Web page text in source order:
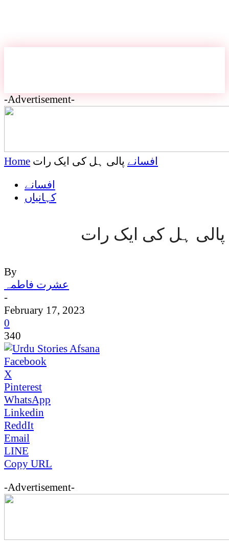
-Advertisement-
Home افسانے پالی ہل کی ایک رات
افسانے
کہانیاں
پالی ہل کی ایک رات
By
عشرت فاطمہ
-
February 17, 2023
0
340
Facebook
X
Pinterest
WhatsApp
Linkedin
ReddIt
Email
LINE
Copy URL
-Advertisement-